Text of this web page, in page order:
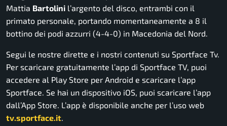
Mattia Bartolini l’argento del disco, entrambi con il
primato personale, portando momentaneamente a 8 il
bottino dei podi azzurri (4-4-0) in Macedonia del Nord.
Segui le nostre dirette e i nostri contenuti su Sportface Tv.
Per scaricare gratuitamente l’app di Sportface TV, puoi
accedere al Play Store per Android e scaricare l’app
Sportface. Se hai un dispositivo iOS, puoi scaricare l’app
dall’App Store. L’app è disponibile anche per l’uso web
tv.sportface.it.